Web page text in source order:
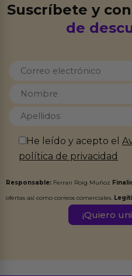
Suscríbete y
de
He leído y acepto el
política de privacidad
Responsable: Ferran Roig Muñoz
ofertas así como correos comerciales.
Destinatarios:Ferran